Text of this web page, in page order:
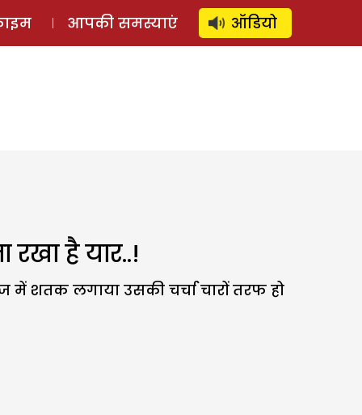
लॉग इन ⚲ SUBSCRIBE
आपकी समस्याएं ऑडियो
है यार..!
शतक लगाया उसकी चर्चा चारों तरफ हो